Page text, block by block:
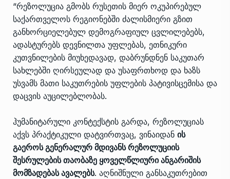
“რეზოლუცია გმობს რუსეთის მიერ ოკუპირებულ
საქართველოს რეგიონებში ძალისმიერი გზით
განხორციელებულ დემოგრაფიულ ცვლილებებს,
ადასტურებს დევნილთა უფლებას, ეთნიკური
კუთვნილების მიუხედავად, დაბრუნდნენ საკუთარ
სახლებში ღირსეულად და უსაფრთხოდ და ხაზს
უსვამს მათი საკუთრების უფლების პატივისცემისა და
დაცვის აუცილებლობას.
ჰუმანიტარული კონტექსტის გარდა, რეზოლუციას
აქვს პრაქტიკული დატვირთვაც, ვინაიდან ის
გაეროს გენერალურ მდივანს რეზოლუციის
შესრულების თაობაზე ყოველწლიური ანგარიშის
მომზადებას ავალებს. აღნიშნული განსაკუთრებით